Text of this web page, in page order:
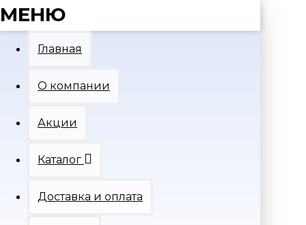
МЕНЮ
Главная
О компании
Акции
Каталог
Доставка и оплата